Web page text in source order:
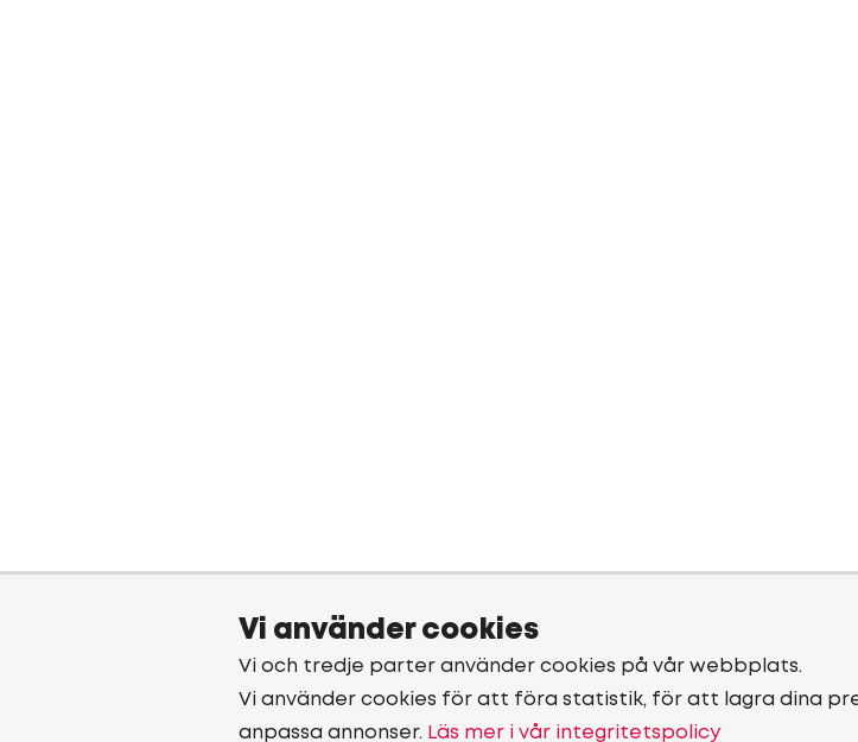
Vi använder cookies
Vi och tredje parter använder cookies på vår webbplats.
Vi använder cookies för att föra statistik, för att lagra dina
anpassa annonser. Läs mer i vår integritetspolicy